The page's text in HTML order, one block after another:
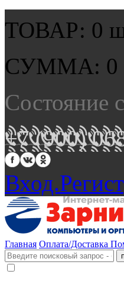
ТОВАР: 0
СУММА: 0
Состояние
+7 (900)
Вход.
Главная Оплата/Доставка